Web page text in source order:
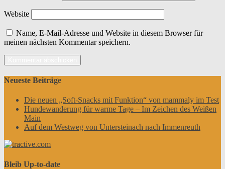
Website
Name, E-Mail-Adresse und Website in diesem Browser für
meinen nächsten Kommentar speichern.
Neueste Beiträge
Die neuen „Soft-Snacks mit Funktion“ von mammaly im Test
Hundewanderung für warme Tage – Im Zeichen des Weißen
Main
Auf dem Westweg von Untersteinach nach Immenreuth
Bleib Up-to-date